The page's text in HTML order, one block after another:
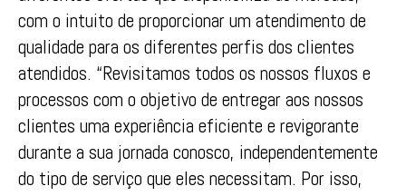
com o intuito de proporcionar um atendimento de
qualidade para os diferentes perfis dos clientes
atendidos. “Revisitamos todos os nossos fluxos e
processos com o objetivo de entregar aos nossos
clientes uma experiência eficiente e revigorante
durante a sua jornada conosco, independentemente
do tipo de serviço que eles necessitam. Por isso,